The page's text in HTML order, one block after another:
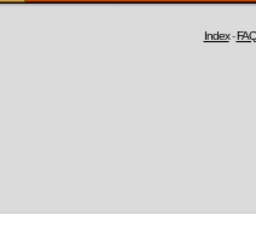
Index-FAQ